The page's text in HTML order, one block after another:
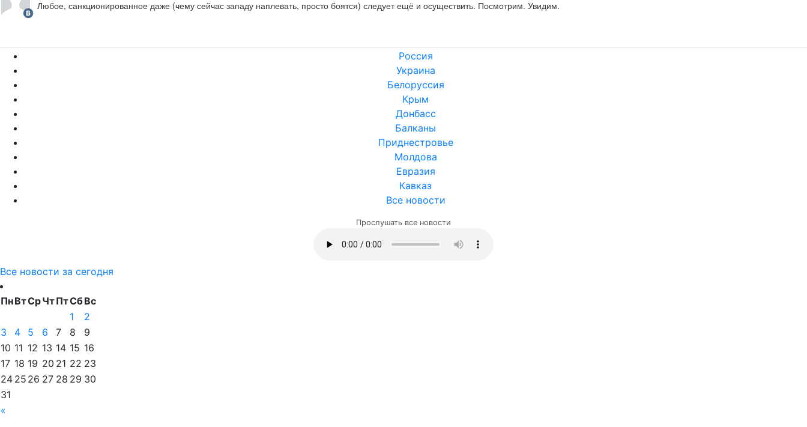
Любое, санкционированное даже (чему сейчас западу наплевать, просто боятся) следует ещё и осуществить. Посмотрим. Увидим.
Россия
Украина
Белоруссия
Крым
Донбасс
Балканы
Приднестровье
Молдова
Евразия
Кавказ
Все новости
Прослушать все новости
Все новости за сегодня
ПнВтСрЧтПтСбВс
«
1
2
3
4 5 6 7 8
9
10 11 12 13 14 15 16
17 18 19 20 21 22 23
24 25 26 27 28 29 30
31